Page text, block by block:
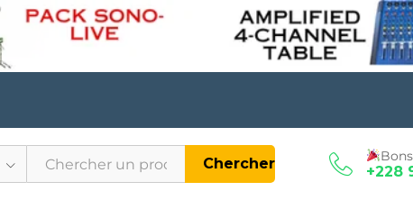
Chercher +228